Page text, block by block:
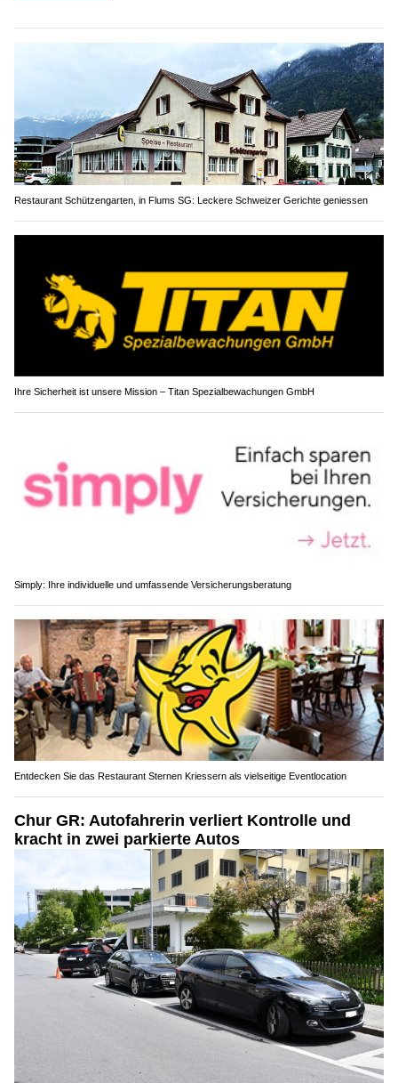
Restaurant Schützengarten, in Flums SG: Leckere Schweizer Gerichte geniessen
Ihre Sicherheit ist unsere Mission – Titan Spezialbewachungen GmbH
Simply: Ihre individuelle und umfassende Versicherungsberatung
Entdecken Sie das Restaurant Sternen Kriessern als vielseitige Eventlocation
Chur GR: Autofahrerin verliert Kontrolle und
kracht in zwei parkierte Autos